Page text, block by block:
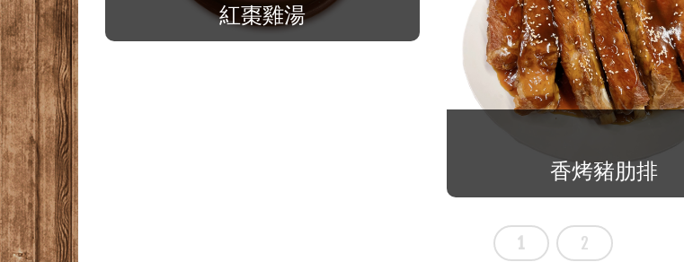
紅棗雞湯
香烤豬肋排
1 2